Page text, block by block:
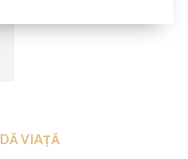
DĂ VIAȚĂ